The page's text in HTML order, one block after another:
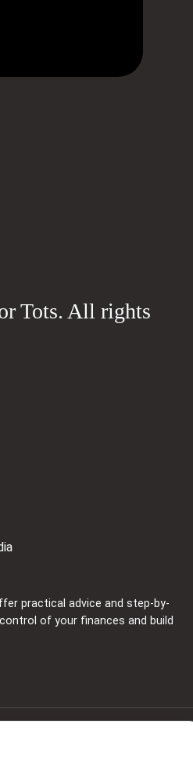
Tots. All rights
practical advice and step-by-
of your finances and build